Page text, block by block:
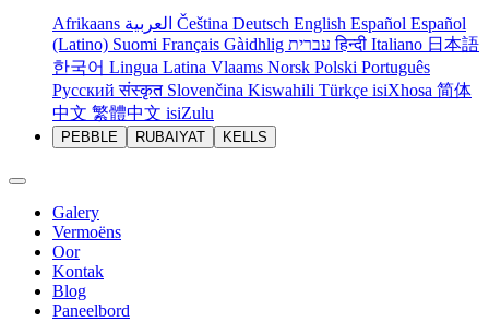
Afrikaans Čeština Deutsch English Español Español
(Latino) Suomi Français Gàidhlig עבריתहिन्दी Italiano 日本語
한국어 Lingua Latina Vlaams Norsk Polski Português
Русскийसंस्कृत Slovenčina Kiswahili Türkçe isiXhosa 简体
中文 繁體中文 isiZulu
PEBBLE RUBAIYAT KELLS
Galery
Vermoëns
Oor
Kontak
Blog
Paneelbord